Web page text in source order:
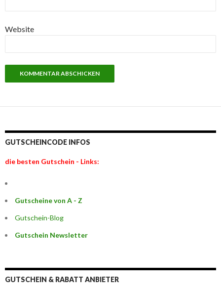
Website
GUTSCHEINCODE INFOS
die besten Gutschein - Links:
Gutscheine von A - Z
Gutschein-Blog
Gutschein Newsletter
GUTSCHEIN & RABATT ANBIETER